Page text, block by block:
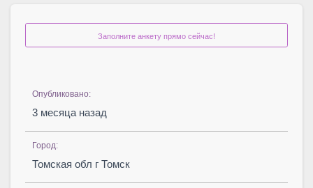
Заполните анкету прямо сейчас!
Опубликовано:
3 месяца назад
Город:
Томская обл г Томск